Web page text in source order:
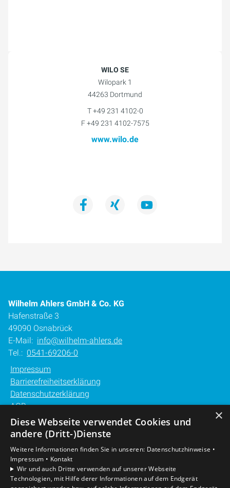
WILO SE
Wilopark 1
44263 Dortmund
T +49 231 4102-0
F +49 231 4102-7575
www.wilo.de
Wilhelm Ahlers GmbH & Co. KG
Hafenstraße 3
49090 Osnabrück
E-Mail: info@wilhelm-ahlers.de
Tel.: 0541-69206-0
Impressum
Barrierefreiheitserklärung
Datenschutzerklärung
AGB
Unsere Bereiche
Gewerbekunden
Karriere
Unternehmen
×
Diese Webseite verwendet Cookies und
andere (Dritt-)Dienste
Weitere Informationen finden Sie in unseren: Datenschutzhinweise •
Impressum • Kontakt
Wir und auch Dritte verwenden auf unserer Webseite
Technologien, mit Hilfe derer Informationen auf dem Endgerät